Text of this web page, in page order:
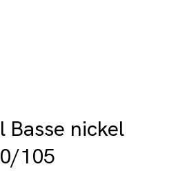
Basse nickel
105